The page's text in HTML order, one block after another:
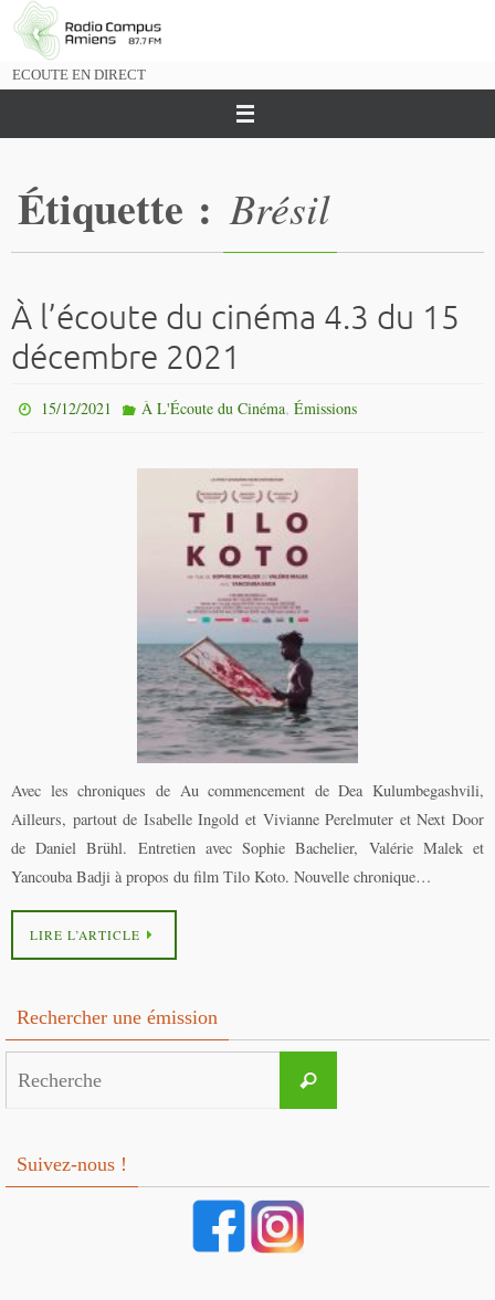
Passer
vers
ECOUTE EN DIRECT
Étiquette : Brésil
À l’écoute du cinéma 4.3 du 15
décembre 2021
15/12/2021 À L'Écoute du Cinéma, Émissions
Avec les chroniques de Au commencement de Dea Kulumbegashvili,
Ailleurs, partout de Isabelle Ingold et Vivianne Perelmuter et Next Door
de Daniel Brühl. Entretien avec Sophie Bachelier, Valérie Malek et
Yancouba Badji à propos du film Tilo Koto. Nouvelle chronique…
LIRE L’ARTICLE
Rechercher une émission
Recherche
Suivez-nous !